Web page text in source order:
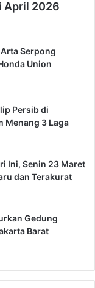
April 2026
Serpong
Union
Persib di
Menang 3 Laga
Ini, Senin 23 Maret
dan Terakurat
Gedung
Barat